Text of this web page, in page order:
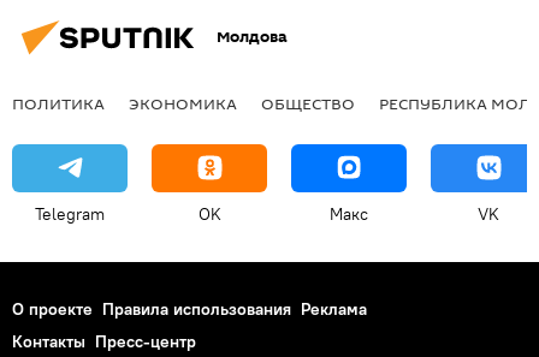
Молдова
ПОЛИТИКА ЭКОНОМИКА ОБЩЕСТВО РЕСПУБЛИКА
Telegram OK Макс VK
О проекте Правила использования Реклама
Контакты Пресс-центр